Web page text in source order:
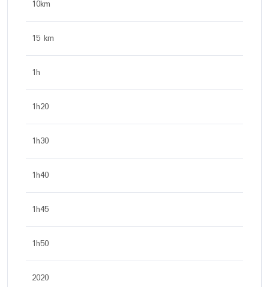
10km
15 km
1h
1h20
1h30
1h40
1h45
1h50
2020